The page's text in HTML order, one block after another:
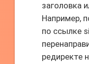
заголовка
Например,
по ссылке
редиректе